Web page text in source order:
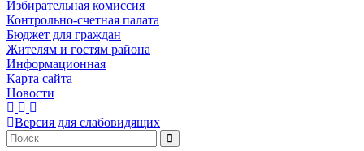
Избирательная комиссия
Контрольно-счетная палата
Бюджет для граждан
Жителям и гостям района
Информационная
Карта сайта
Новости
Версия для слабовидящих